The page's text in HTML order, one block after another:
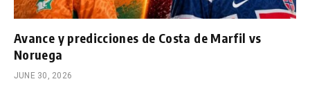
Avance y predicciones de Costa de Marfil vs
Noruega
JUNE 30, 2026